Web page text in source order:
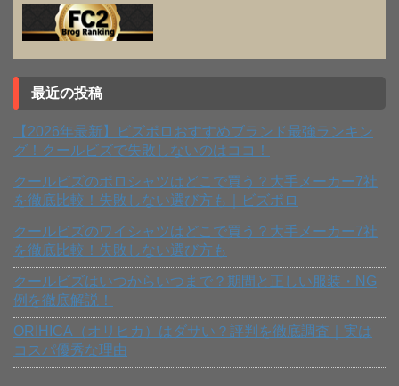
最近の投稿
【2026年最新】ビズポロおすすめブランド最強ランキン
グ！クールビズで失敗しないのはココ！
クールビズのポロシャツはどこで買う？大手メーカー7社
を徹底比較！失敗しない選び方も｜ビズポロ
クールビズのワイシャツはどこで買う？大手メーカー7社
を徹底比較！失敗しない選び方も
クールビズはいつからいつまで？期間と正しい服装・NG
例を徹底解説！
ORIHICA（オリヒカ）はダサい？評判を徹底調査｜実は
コスパ優秀な理由